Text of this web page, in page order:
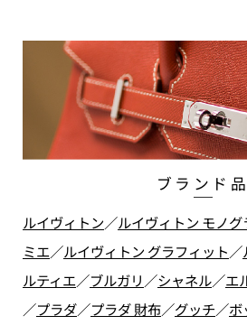
ブランド品
ルイヴィトン／ルイヴィトン モノグ
ミエ／ルイヴィトン グラフィット／
ルティエ／ブルガリ ／シャネル／エ
／プラダ／プラダ 財布／グッチ／ボ